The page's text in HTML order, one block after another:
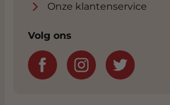
Onze klantenservice
Volg ons